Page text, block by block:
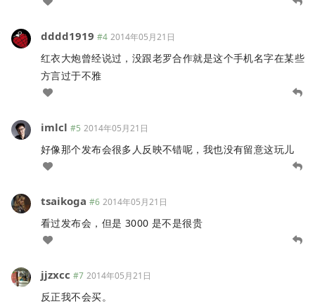
dddd1919 #4 2014年05月21日
红衣大炮曾经说过，没跟老罗合作就是这个手机名字在某些
方言过于不雅
imlcl #5 2014年05月21日
好像那个发布会很多人反映不错呢，我也没有留意这玩儿
tsaikoga #6 2014年05月21日
看过发布会，但是 3000 是不是很贵
jjzxcc #7 2014年05月21日
反正我不会买。